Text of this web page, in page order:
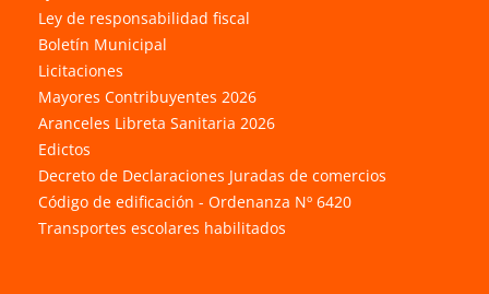
Ley de responsabilidad fiscal
Boletín Municipal
Licitaciones
Mayores Contribuyentes 2026
Aranceles Libreta Sanitaria 2026
Edictos
Decreto de Declaraciones Juradas de comercios
Código de edificación - Ordenanza Nº 6420
Transportes escolares habilitados